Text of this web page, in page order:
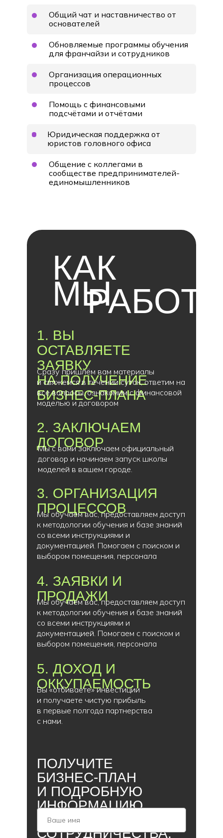
Общий чат и наставничество от
основателей
Обновляемые программы обучения
для франчайзи и сотрудников
Организация операционных
процессов
Помощь с финансовыми
подсчётами и отчётами
Общение с коллегами в
сообществе предпринимателей-
единомышленников
Юридическая поддержка от
юристов головного офиса
1. ВЫ
ОСТАВЛЯЕТЕ
ЗАЯВКУ
НА ПОЛУЧЕНИЕ
БИЗНЕС-ПЛАНА
Сразу пришлём вам материалы
и свяжемся в течении суток, ответим на
все вопросы, ознакомим с финансовой
моделью и договором
2. ЗАКЛЮЧАЕМ
ДОГОВОР
Мы с вами заключаем официальный
договор и начинаем запуск школы
моделей в вашем городе.
3. ОРГАНИЗАЦИЯ
ПРОЦЕССОВ
Мы обучаем вас, предоставляем доступ
к методологии обучения и базе знаний
со всеми инструкциями и
документацией. Помогаем с поиском и
выбором помещения, персонала
4. ЗАЯВКИ И
ПРОДАЖИ
Мы обучаем вас, предоставляем доступ
к методологии обучения и базе знаний
со всеми инструкциями и
документацией. Помогаем с поиском и
выбором помещения, персонала
5. ДОХОД И
ОККУПАЕМОСТЬ
Вы «отбиваете» инвестиции
и получаете чистую прибыль
в первые полгода партнерства
с нами.
ПОЛУЧИТЕ
БИЗНЕС-ПЛАН
И ПОДРОБНУЮ
ИНФОРМАЦИЮ
С УСЛОВИЯМИ
СОТРУДНИЧЕСТВА:
КАК
МЫ